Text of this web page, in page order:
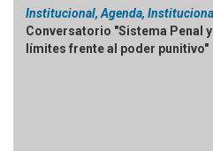
Institucional, Agenda,
Conversatorio "Sistema Penal
límites frente al poder punitivo"